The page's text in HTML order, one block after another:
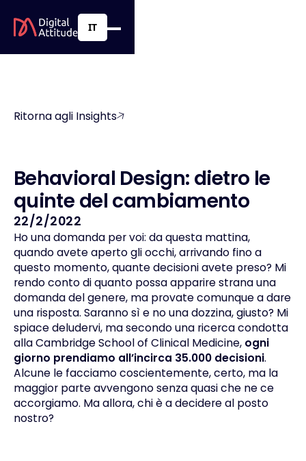
IT
Ritorna agli Insights
Behavioral Design: dietro le
quinte del cambiamento
22/2/2022
Ho una domanda per voi: da questa mattina,
quando avete aperto gli occhi, arrivando fino a
questo momento, quante decisioni avete preso? Mi
rendo conto di quanto possa apparire strana una
domanda del genere, ma provate comunque a dare
una risposta. Saranno sì e no una dozzina, giusto? Mi
spiace deludervi, ma secondo una ricerca condotta
alla Cambridge School of Clinical Medicine, ogni
giorno prendiamo all’incirca 35.000 decisioni.
Alcune le facciamo coscientemente, certo, ma la
maggior parte avvengono senza quasi che ne ce
accorgiamo. Ma allora, chi è a decidere al posto
nostro?